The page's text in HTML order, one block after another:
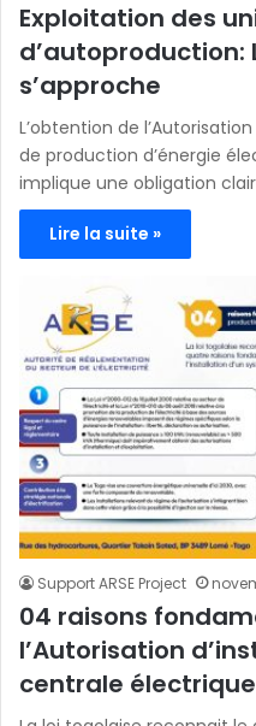
Exploitation des
d’autoproduction:
s’approche
L’obtention de
de production d’énergie
implique une obligation
Lire la suite »
Support ARSE Project
04 raisons
l’Autorisation
centrale électrique